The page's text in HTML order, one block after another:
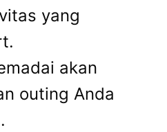
yang
akan
outing Anda